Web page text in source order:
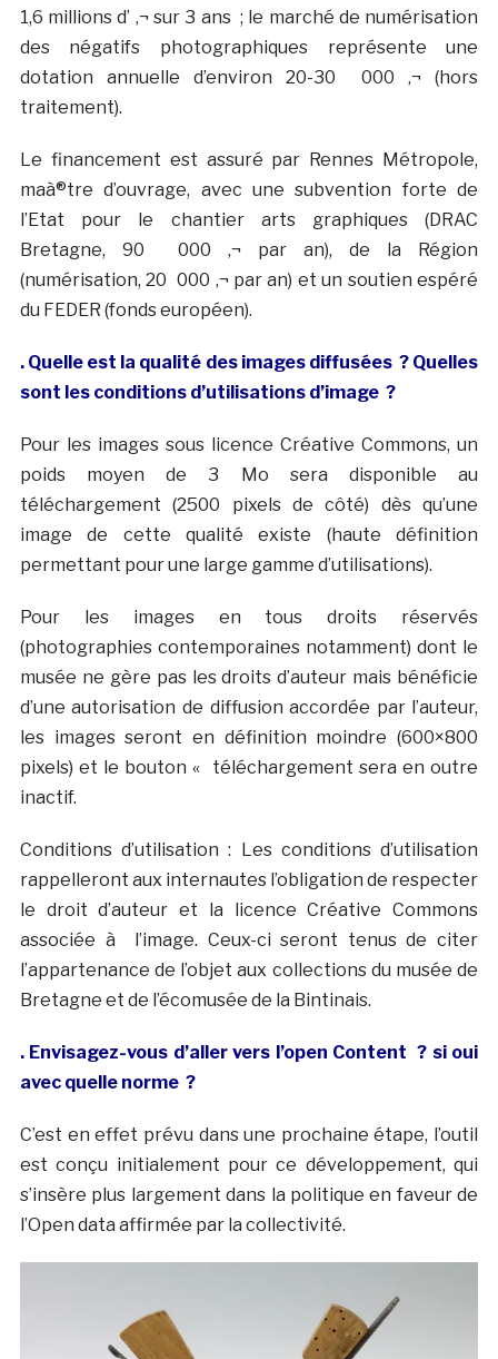
1,6 millions d’ ‚¬ sur 3 ans ; le marché de numérisation
des négatifs photographiques représente une
dotation annuelle d’environ 20-30 000 ‚¬ (hors
traitement).
Le financement est assuré par Rennes Métropole,
maà®tre d’ouvrage, avec une subvention forte de
l’Etat pour le chantier arts graphiques (DRAC
Bretagne, 90 000 ‚¬ par an), de la Région
(numérisation, 20 000 ‚¬ par an) et un soutien espéré
du FEDER (fonds européen).
. Quelle est la qualité des images diffusées ? Quelles
sont les conditions d’utilisations d’image ?
Pour les images sous licence Créative Commons, un
poids moyen de 3 Mo sera disponible au
téléchargement (2500 pixels de côté) dès qu’une
image de cette qualité existe (haute définition
permettant pour une large gamme d’utilisations).
Pour les images en tous droits réservés
(photographies contemporaines notamment) dont le
musée ne gère pas les droits d’auteur mais bénéficie
d’une autorisation de diffusion accordée par l’auteur,
les images seront en définition moindre (600×800
pixels) et le bouton « téléchargement sera en outre
inactif.
Conditions d’utilisation : Les conditions d’utilisation
rappelleront aux internautes l’obligation de respecter
le droit d’auteur et la licence Créative Commons
associée à l’image. Ceux-ci seront tenus de citer
l’appartenance de l’objet aux collections du musée de
Bretagne et de l’écomusée de la Bintinais.
. Envisagez-vous d’aller vers l’open Content ? si oui
avec quelle norme ?
C’est en effet prévu dans une prochaine étape, l’outil
est conçu initialement pour ce développement, qui
s’insère plus largement dans la politique en faveur de
l’Open data affirmée par la collectivité.